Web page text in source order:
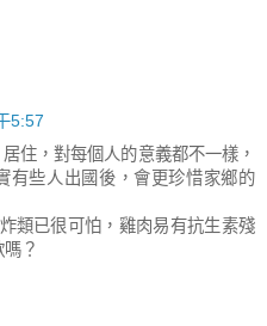
5:57
住，對每個人的意義都不一樣，
有些人出國後，會更珍惜家鄉的
類已很可怕，雞肉易有抗生素殘
？